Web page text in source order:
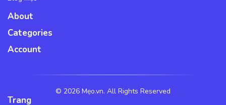
About
Categories
Account
© 2026 Mẹo.vn. All Rights Reserved
Trang